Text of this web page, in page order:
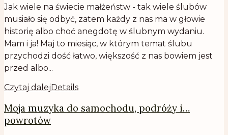
Jak wiele na świecie małżeństw - tak wiele ślubów
musiało się odbyć, zatem każdy z nas ma w głowie
historię albo choć anegdotę w ślubnym wydaniu.
Mam i ja! Maj to miesiąc, w którym temat ślubu
przychodzi dość łatwo, większość z nas bowiem jest
przed albo...
Czytaj dalejDetails
Moja muzyka do samochodu, podróży i…
powrotów